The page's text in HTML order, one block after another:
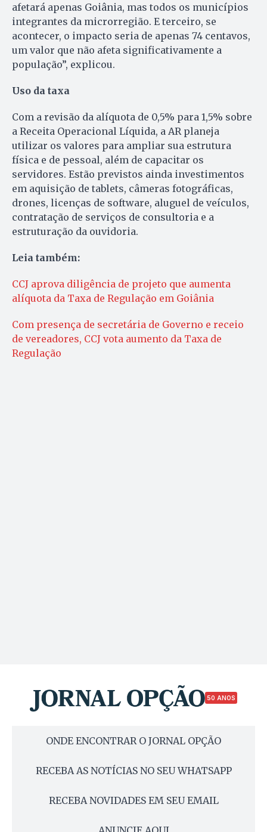
afetará apenas Goiânia, mas todos os municípios
integrantes da microrregião. E terceiro, se
acontecer, o impacto seria de apenas 74 centavos,
um valor que não afeta significativamente a
população”, explicou.
Uso da taxa
Com a revisão da alíquota de 0,5% para 1,5% sobre
a Receita Operacional Líquida, a AR planeja
utilizar os valores para ampliar sua estrutura
física e de pessoal, além de capacitar os
servidores. Estão previstos ainda investimentos
em aquisição de tablets, câmeras fotográficas,
drones, licenças de software, aluguel de veículos,
contratação de serviços de consultoria e a
estruturação da ouvidoria.
Leia também:
CCJ aprova diligência de projeto que aumenta
alíquota da Taxa de Regulação em Goiânia
Com presença de secretária de Governo e receio
de vereadores, CCJ vota aumento da Taxa de
Regulação
50 ANOS
ONDE ENCONTRAR O JORNAL OPÇÃO
RECEBA AS NOTÍCIAS NO SEU WHATSAPP
RECEBA NOVIDADES EM SEU EMAIL